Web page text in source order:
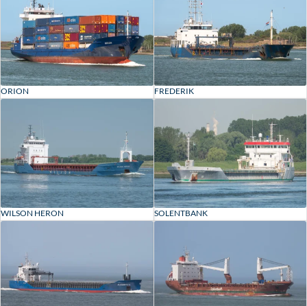
ORION FREDERIK
WILSON HERON SOLENTBANK